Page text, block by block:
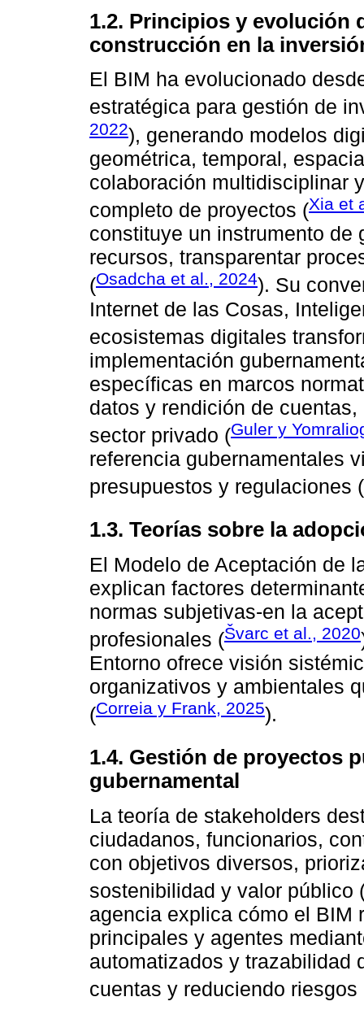
1.2. Principios y evolución
construcción en la
El BIM ha evolucionado
estratégica para gestión de
2022), generando modelos
geométrica, temporal,
colaboración multidisciplinar
completo de proyectos (Xia et
constituye un instrumento de
recursos, transparentar
(Osadcha et al., 2024). Su
Internet de las Cosas,
ecosistemas digitales
implementación
específicas en marcos
datos y rendición de
sector privado (Guler y
referencia gubernamentales
presupuestos y regulaciones (
1.3. Teorías sobre la
El Modelo de Aceptación de
explican factores
normas subjetivas-en la
profesionales (Švarc et al., 2020
Entorno ofrece visión
organizativos y ambientales
(Correia y Frank, 2025).
1.4. Gestión de proyectos
gubernamental
La teoría de stakeholders
ciudadanos, funcionarios,
con objetivos diversos,
sostenibilidad y valor público
agencia explica cómo el BIM
principales y agentes
automatizados y trazabilidad
cuentas y reduciendo